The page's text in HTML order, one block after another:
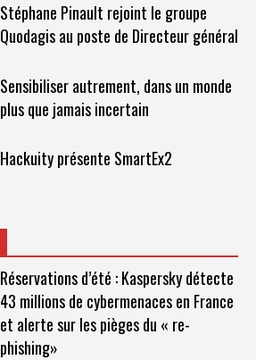
Stéphane Pinault rejoint le groupe
Quodagis au poste de Directeur général
Sensibiliser autrement, dans un monde
plus que jamais incertain
Hackuity présente SmartEx2
Réservations d’été : Kaspersky détecte
43 millions de cybermenaces en France
et alerte sur les pièges du « re-
phishing»